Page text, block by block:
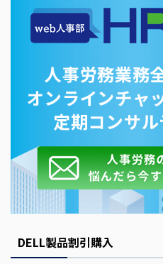
DELL製品割引購入